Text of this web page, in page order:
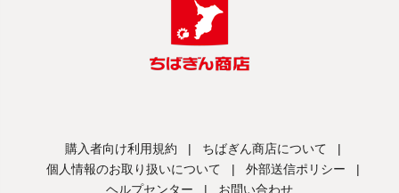
購入者向け利用規約 | ちばぎん商店について
|
個人情報のお取り扱いについて
| 外部送信ポリシー
|
ヘルプセンター
| お問い合わせ